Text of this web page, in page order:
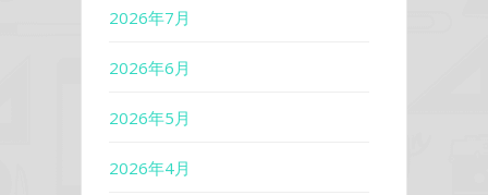
2026年7月
2026年6月
2026年5月
2026年4月